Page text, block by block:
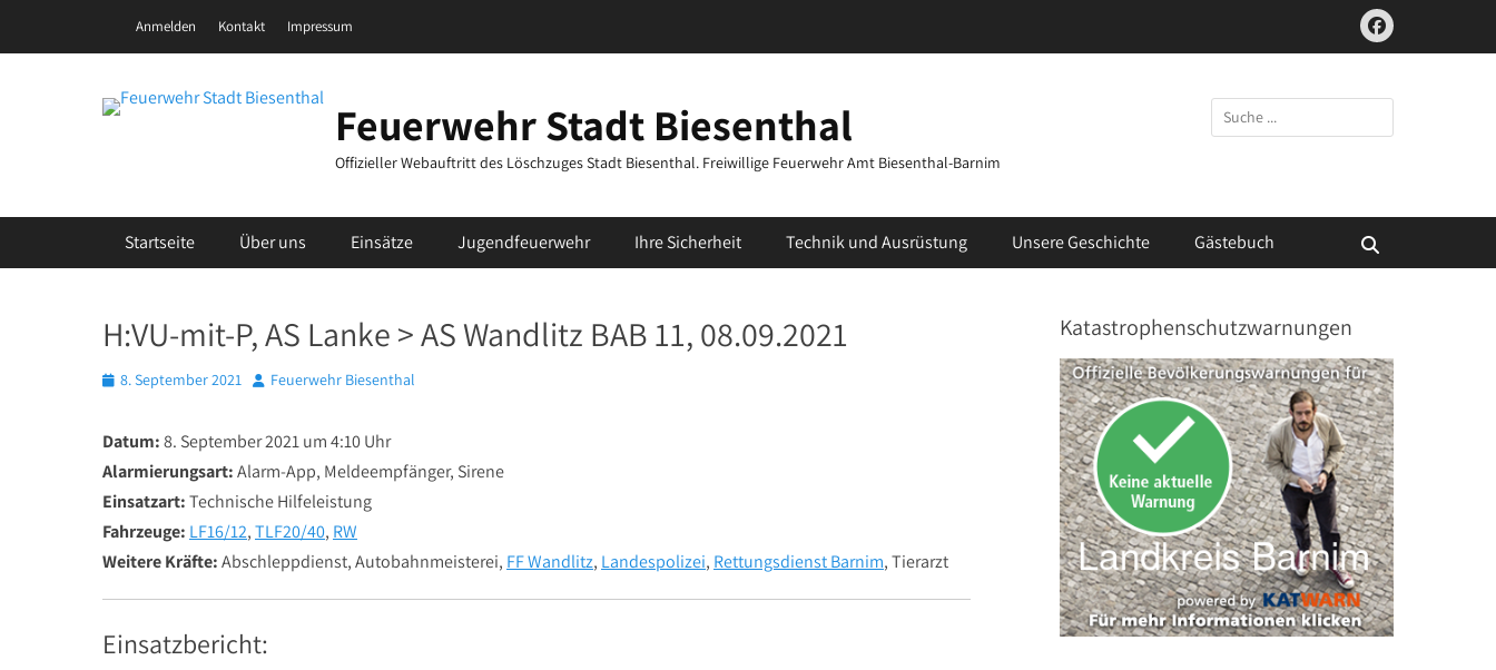
Header Top Menu
Anmelden Kontakt Impressum Facebook
Feuerwehr Stadt Biesenthal
Offizieller Webauftritt des Löschzuges Stadt Biesenthal. Freiwillige Feuerwehr Amt Biesenthal-Barnim
Suchen
nach:
Primäres Menü
Startseite Über uns Einsätze Jugendfeuerwehr Ihre Sicherheit Technik und Ausrüstung Unsere Geschichte Gästebuch
H:VU-mit-P, AS Lanke > AS Wandlitz BAB 11, 08.09.2021
Posted
8. September 2021 AutorFeuerwehr Biesenthal
Datum:8. September 2021 um 4:10 Uhr
Alarmierungsart:Alarm-App, Meldeempfänger, Sirene
Einsatzart:Technische Hilfeleistung
Fahrzeuge: LF16/12,TLF20/40, RW
Weitere Kräfte:Abschleppdienst, Autobahnmeisterei, FF Wandlitz, Landespolizei, Rettungsdienst Barnim, Tierarzt
Einsatzbericht:
Katastrophenschutzwarnungen